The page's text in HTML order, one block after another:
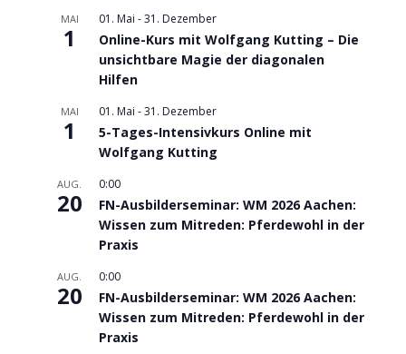
MAI
1
01. Mai -31. Dezember
Online-Kurs mit Wolfgang Kutting – Die
unsichtbare Magie der diagonalen
Hilfen
MAI
1
01. Mai -31. Dezember
5-Tages-Intensivkurs Online mit
Wolfgang Kutting
AUG.
20
0:00
FN-Ausbilderseminar: WM 2026 Aachen:
Wissen zum Mitreden: Pferdewohl in der
Praxis
AUG.
20
0:00
FN-Ausbilderseminar: WM 2026 Aachen:
Wissen zum Mitreden: Pferdewohl in der
Praxis